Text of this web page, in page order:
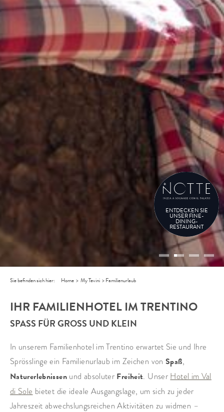
ENTDECKEN SIE
UNSER FINE-
DINING-
RESTAURANT
Sie befinden sich hier: Home > My Tevini >Familienurlaub
IHR FAMILIENHOTEL IM TRENTINO
SPASS FÜR GROSS UND KLEIN
In unserem Familienhotel im Trentino erwartet Sie und Ihre
Sprösslinge ein Familienurlaub im Zeichen vonSpaß,
Naturerlebnissenund absoluter Freiheit. Unser Hotel im Val
di Sole bietet die ideale Ausgangslage, um sich zu jeder
Jahreszeit abwechslungsreichen Aktivitäten zu widmen –